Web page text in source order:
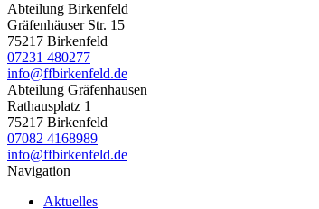
Abteilung Birkenfeld
Gräfenhäuser Str. 15
75217 Birkenfeld
07231 480277
info@ffbirkenfeld.de
Abteilung Gräfenhausen
Rathausplatz 1
75217 Birkenfeld
07082 4168989
info@ffbirkenfeld.de
Navigation
Aktuelles